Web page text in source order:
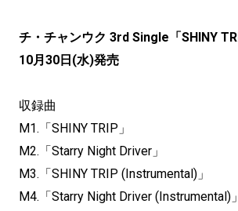
チ・チャンウク 3rd Single「SHINY
10月30日(水)発売
収録曲
M1.「SHINY TRIP」
M2.「Starry Night Driver」
M3.「SHINY TRIP (Instrumental)」
M4.「Starry Night Driver (Instrumental)」